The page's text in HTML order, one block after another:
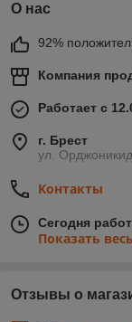
О нас
92%
Компания
Работает с
г. Брест
ул.
Контакты
Сегодня
Показать
Отзывы о